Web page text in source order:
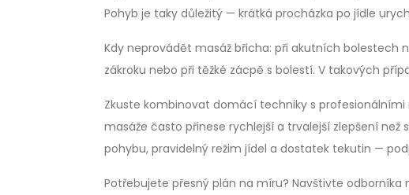
Pohyb je taky důležitý — krátká procházka po jídle
Kdy neprovádět masáž břicha: při akutních
zákroku nebo při těžké zácpě s bolestí. V takových
Zkuste kombinovat domácí techniky s
masáže často přinese rychlejší a trvalejší zlepšení
pohybu, pravidelný režim jídel a dostatek tekutin —
Potřebujete přesný plán na míru? Navštivte